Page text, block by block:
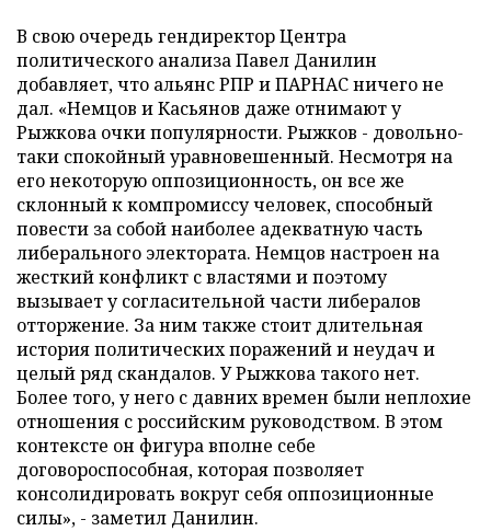
В свою очередь гендиректор Центра
политического анализа Павел Данилин
добавляет, что альянс РПР и ПАРНАС ничего не
дал. «Немцов и Касьянов даже отнимают у
Рыжкова очки популярности. Рыжков - довольно-
таки спокойный уравновешенный. Несмотря на
его некоторую оппозиционность, он все же
склонный к компромиссу человек, способный
повести за собой наиболее адекватную часть
либерального электората. Немцов настроен на
жесткий конфликт с властями и поэтому
вызывает у согласительной части либералов
отторжение. За ним также стоит длительная
история политических поражений и неудач и
целый ряд скандалов. У Рыжкова такого нет.
Более того, у него с давних времен были неплохие
отношения с российским руководством. В этом
контексте он фигура вполне себе
договороспособная, которая позволяет
консолидировать вокруг себя оппозиционные
силы», - заметил Данилин.